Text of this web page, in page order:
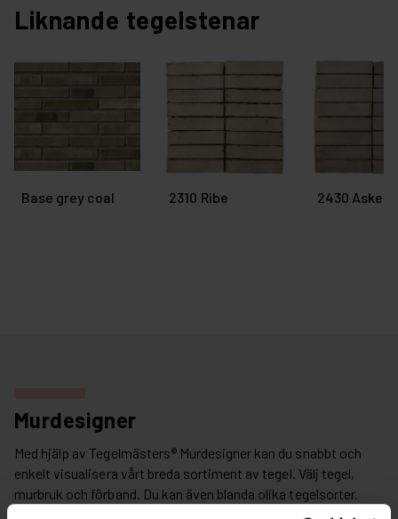
Liknande tegelstenar
Base grey coal 2310 Ribe 2430 Askeby
Murdesigner
Med hjälp av Tegelmästers® Murdesigner kan du snabbt och
enkelt visualisera vårt breda sortiment av tegel. Välj tegel,
murbruk och förband. Du kan även blanda olika tegelsorter.
Exportera din textur och applicera till din 3D-konstruktion. Du